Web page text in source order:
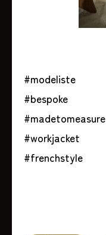
#modeliste
#bespoke
#madetomeasure
#workjacket
#frenchstyle